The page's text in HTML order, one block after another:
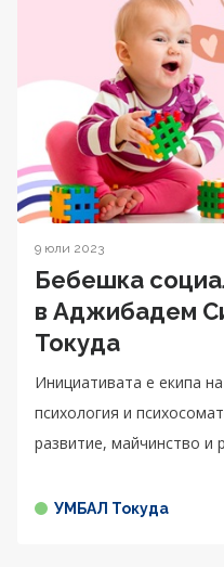
9 юли 2023
Бебешка
в Аджибадем
Токуда
Инициативата е екипа
психология и
развитие, майчинство и
УМБАЛ Токуда